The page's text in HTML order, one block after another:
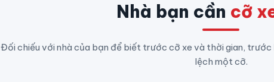
Nhà bạn cần cỡ
Đối chiếu với nhà của bạn để biết trước cỡ xe và thời gian,
lệch một cỡ.